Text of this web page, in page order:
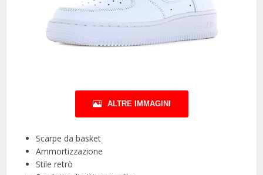
ALTRE IMMAGINI
Scarpe da basket
Ammortizzazione
Stile retrò